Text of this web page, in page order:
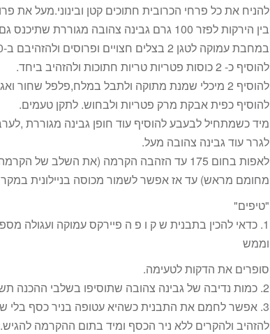
להניח את כל פרחי הכרובית חתוכים קטן ובינוני.מעל את
בין הירקות לפזר 100 גרם גבינה צהובה מגוררת שתיכנס גם פנימה לתוך התבנית ולא רק למעלה.
במחבת עמוקה לטגן 2 בצלים חצויים ופרוסים ולהזהיבם ב-50 גרם חמאה או שמן.
להוסיף כ- 2 כוסות פטריות טריות חתוכות ולהזהיב ביחד.
להוסיף 2 מיכלי שמנת מתוקה ולתבל במלח,פלפל שחור ואגוז מוסקט
להוסיף כפית אבקת מרק פטריות ולבחוש. לתקן טעמים.
מיד כשמתחיל לבעבע להוסיף עוד חופן גבינה מגוררת
לגרר עוד גבינה צהובה מעל.
לאפות בחום 175 עד הזהבה הקרמה (את
מחומם מראש) עד אז אפשר לשמור מכוסה בניילונית
"טיפים"
וממש
סופרים את הדקות לטעימה.
2. כמות נדיבה של גבינה צהובה שתוסיפו בשלבי ההכנה תשפר ותשדרג את המאפה.
3. אפשר לחמם את התבנית כשהיא עטופה בניר כסף בלי שכבת הגבינה העליונה. אחרי החימום לפזר את הגבינה
להזהיב ולהקרים ללא ניר הכסף ומיד בתום ההקרמה להגיש.